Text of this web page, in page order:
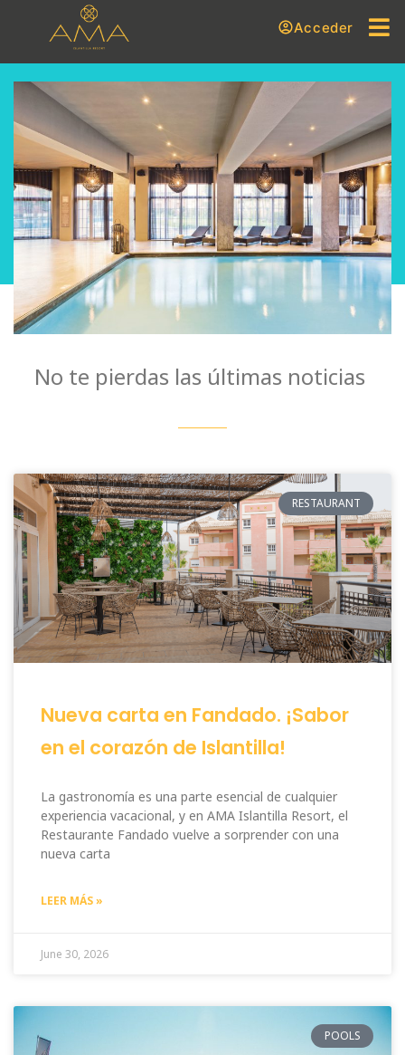
Acceder
No te pierdas las últimas noticias
RESTAURANT
Nueva carta en Fandado. ¡Sabor
en el corazón de Islantilla!
La gastronomía es una parte esencial de cualquier
experiencia vacacional, y en AMA Islantilla Resort, el
Restaurante Fandado vuelve a sorprender con una
nueva carta
LEER MÁS »
June 30, 2026
POOLS